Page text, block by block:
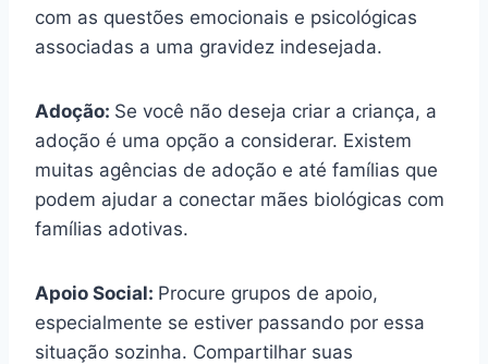
com as questões emocionais e psicológicas
associadas a uma gravidez indesejada.
Adoção: Se você não deseja criar a criança, a
adoção é uma opção a considerar. Existem
muitas agências de adoção e até famílias que
podem ajudar a conectar mães biológicas com
famílias adotivas.
Apoio Social: Procure grupos de apoio,
especialmente se estiver passando por essa
situação sozinha. Compartilhar suas